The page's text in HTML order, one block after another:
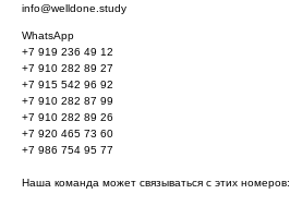
info@welldone.study
WhatsApp
+7 919 236 49 12
+7 910 282 89 27
+7 915 542 96 92
+7 910 282 87 99
+7 910 282 89 26
+7 920 465 73 60
+7 986 754 95 77
Наша команда может связываться с этих номеров: